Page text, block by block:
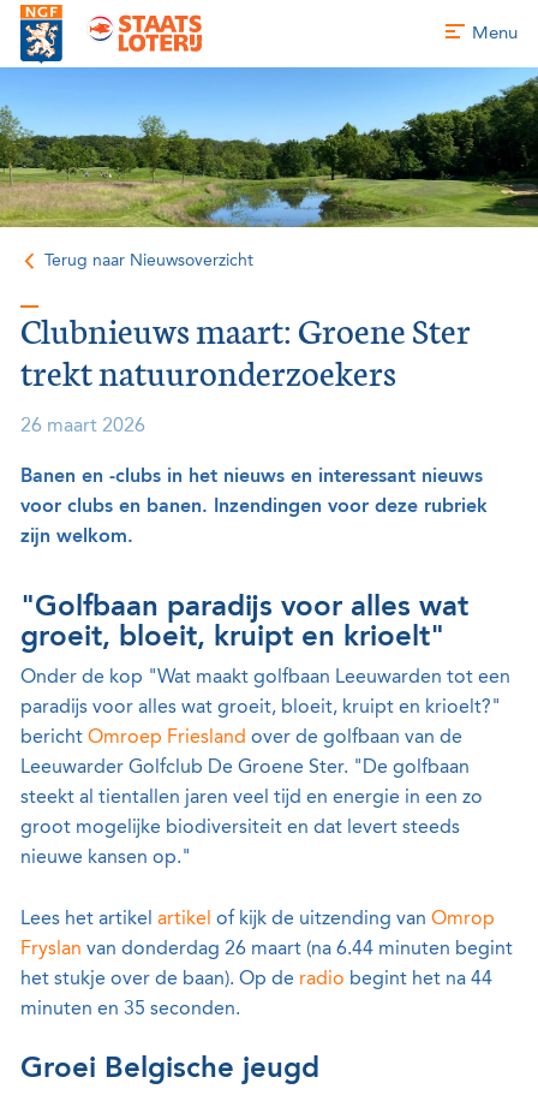
Menu
Terug naar Nieuwsoverzicht
Clubnieuws maart: Groene Ster
trekt natuuronderzoekers
26 maart 2026
Banen en -clubs in het nieuws en interessant nieuws
voor clubs en banen. Inzendingen voor deze rubriek
zijn welkom.
"Golfbaan paradijs voor alles wat
groeit, bloeit, kruipt en krioelt"
Onder de kop "Wat maakt golfbaan Leeuwarden tot een
paradijs voor alles wat groeit, bloeit, kruipt en krioelt?"
bericht Omroep Friesland over de golfbaan van de
Leeuwarder Golfclub De Groene Ster. "De golfbaan
steekt al tientallen jaren veel tijd en energie in een zo
groot mogelijke biodiversiteit en dat levert steeds
nieuwe kansen op."
Lees het artikel artikel of kijk de uitzending van Omrop
Fryslan van donderdag 26 maart (na 6.44 minuten begint
het stukje over de baan). Op de radio begint het na 44
minuten en 35 seconden.
Groei Belgische jeugd